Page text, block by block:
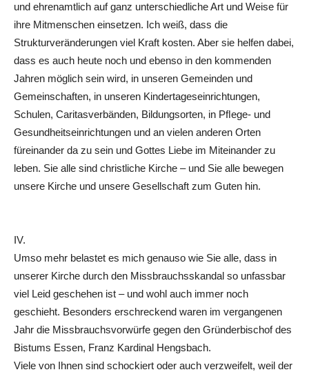
und ehrenamtlich auf ganz unterschiedliche Art und Weise für
ihre Mitmenschen einsetzen. Ich weiß, dass die
Strukturveränderungen viel Kraft kosten. Aber sie helfen dabei,
dass es auch heute noch und ebenso in den kommenden
Jahren möglich sein wird, in unseren Gemeinden und
Gemeinschaften, in unseren Kindertageseinrichtungen,
Schulen, Caritasverbänden, Bildungsorten, in Pﬂege- und
Gesundheitseinrichtungen und an vielen anderen Orten
füreinander da zu sein und Gottes Liebe im Miteinander zu
leben. Sie alle sind christliche Kirche – und Sie alle bewegen
unsere Kirche und unsere Gesellschaft zum Guten hin.
IV.
Umso mehr belastet es mich genauso wie Sie alle, dass in
unserer Kirche durch den Missbrauchsskandal so unfassbar
viel Leid geschehen ist – und wohl auch immer noch
geschieht. Besonders erschreckend waren im vergangenen
Jahr die Missbrauchsvorwürfe gegen den Gründerbischof des
Bistums Essen, Franz Kardinal Hengsbach.
Viele von Ihnen sind schockiert oder auch verzweifelt, weil der